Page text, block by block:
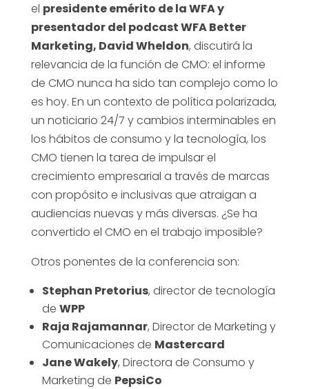
el presidente emérito de la WFA y
presentador del podcast WFA Better
Marketing, David Wheldon, discutirá la
relevancia de la función de CMO: el informe
de CMO nunca ha sido tan complejo como lo
es hoy. En un contexto de política polarizada,
un noticiario 24/7 y cambios interminables en
los hábitos de consumo y la tecnología, los
CMO tienen la tarea de impulsar el
crecimiento empresarial a través de marcas
con propósito e inclusivas que atraigan a
audiencias nuevas y más diversas. ¿Se ha
convertido el CMO en el trabajo imposible?
Otros ponentes de la conferencia son:
Stephan Pretorius, director de tecnología
de WPP
Raja Rajamannar, Director de Marketing y
Comunicaciones de Mastercard
Jane Wakely, Directora de Consumo y
Marketing de PepsiCo